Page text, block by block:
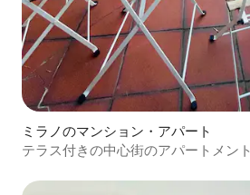
ミラノのマンション・アパート
テラス付きの中心街のアパートメント